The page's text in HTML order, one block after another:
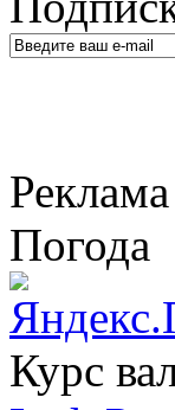
Реклама
Погода
Курс